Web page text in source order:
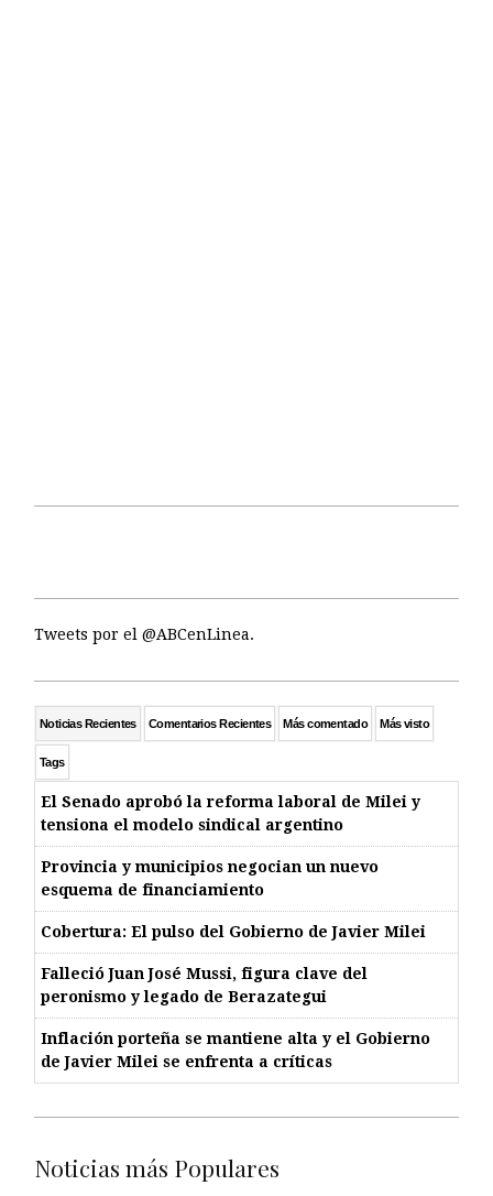
Tweets por el @ABCenLinea.
Noticias Recientes Comentarios Recientes Más comentado Más visto
Tags
El Senado aprobó la reforma laboral de Milei y
tensiona el modelo sindical argentino
Provincia y municipios negocian un nuevo
esquema de financiamiento
Cobertura: El pulso del Gobierno de Javier Milei
Falleció Juan José Mussi, figura clave del
peronismo y legado de Berazategui
Inflación porteña se mantiene alta y el Gobierno
de Javier Milei se enfrenta a críticas
Noticias más Populares